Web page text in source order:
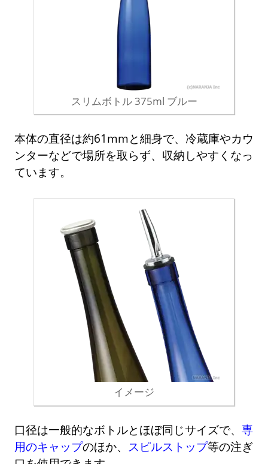
スリムボトル 375ml ブルー
本体の直径は約61mmと細身で、冷蔵庫やカウ
ンターなどで場所を取らず、収納しやすくなっ
ています。
イメージ
口径は一般的なボトルとほぼ同じサイズで、専
用のキャップのほか、 スピルストップ等の注ぎ